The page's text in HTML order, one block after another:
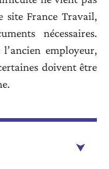
site France Travail,
nécessaires.
employeur,
doivent être